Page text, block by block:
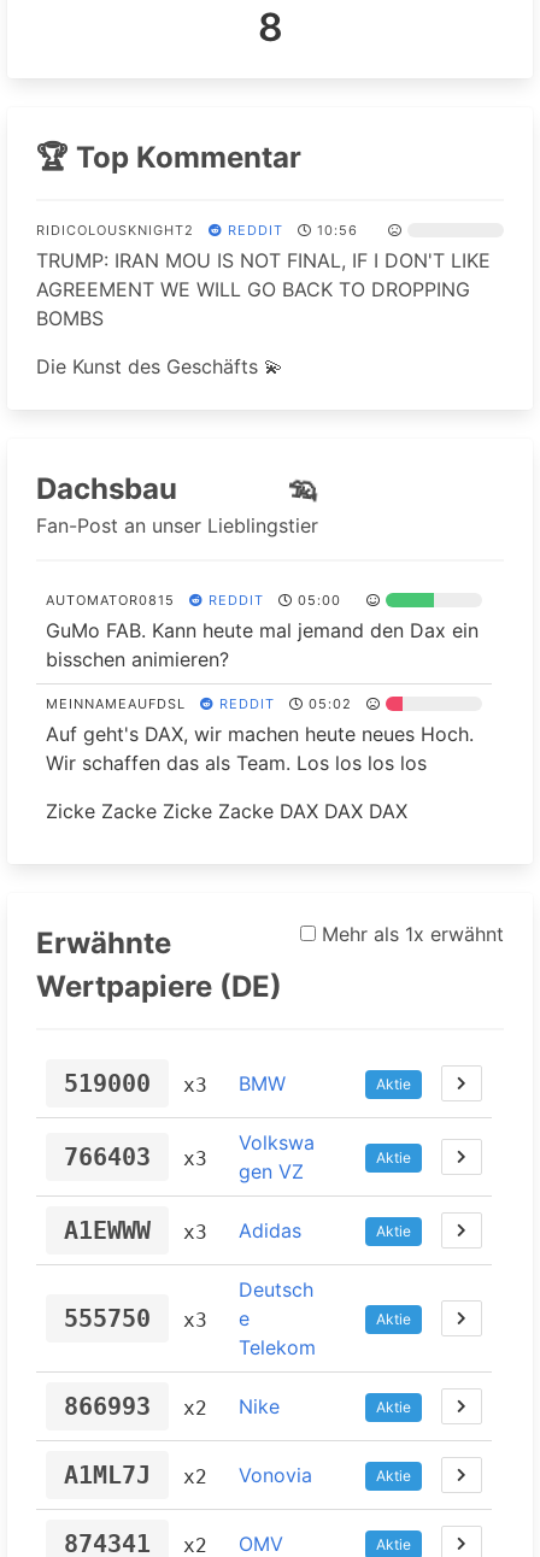
8
🏆 Top Kommentar
RIDICOLOUSKNIGHT2 REDDIT 10:56
TRUMP: IRAN MOU IS NOT FINAL, IF I DON'T LIKE
AGREEMENT WE WILL GO BACK TO DROPPING
BOMBS
Die Kunst des Geschäfts 💫
Dachsbau 🦡
Fan-Post an unser Lieblingstier
AUTOMATOR0815 REDDIT 05:00
GuMo FAB. Kann heute mal jemand den Dax ein
bisschen animieren?
MEINNAMEAUFDSL REDDIT 05:02
Auf geht's DAX, wir machen heute neues Hoch.
Wir schaffen das als Team. Los los los los
Zicke Zacke Zicke Zacke DAX DAX DAX
Mehr als 1x erwähnt
Erwähnte
Wertpapiere (DE)
519000 x3 BMW Aktie
766403 x3
Volkswa
gen VZ
Aktie
A1EWWW x3 Adidas Aktie
555750 x3
Deutsch
e
Telekom
Aktie
866993 x2 Nike Aktie
A1ML7J x2 Vonovia Aktie
874341 x2 OMV Aktie